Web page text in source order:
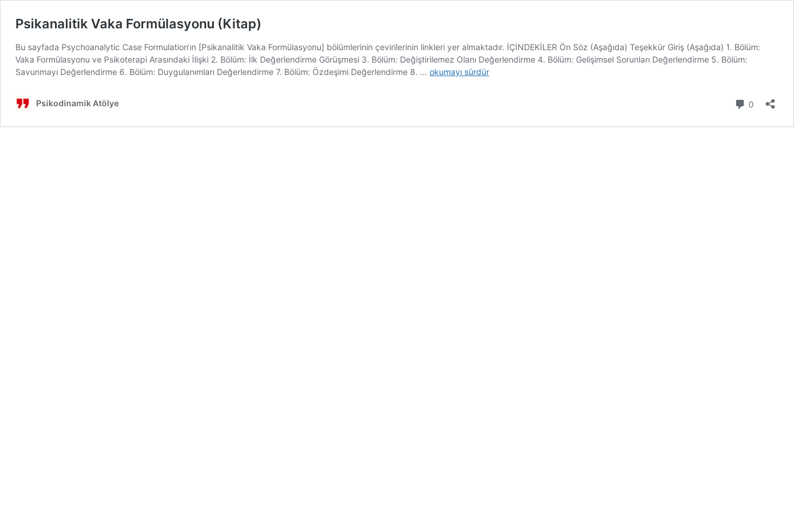
Psikanalitik Vaka Formülasyonu (Kitap)
Bu sayfada Psychoanalytic Case Formulation‘ın [Psikanalitik Vaka Formülasyonu] bölümlerinin çevirilerinin linkleri yer almaktadır. İÇİNDEKİLER Ön Söz (Aşağıda) Teşekkür Giriş (Aşağıda) 1. Bölüm:
Vaka Formülasyonu ve Psikoterapi Arasındaki İlişki 2. Bölüm: İlk Değerlendirme Görüşmesi 3. Bölüm: Değiştirilemez Olanı Değerlendirme 4. Bölüm: Gelişimsel Sorunları Değerlendirme 5. Bölüm:
Savunmayı Değerlendirme 6. Bölüm: Duygulanımları Değerlendirme 7. Bölüm: Özdeşimi Değerlendirme 8. … Psikanalitik
okumayı sürdür
Psikodinamik Atölye 0 Yorum